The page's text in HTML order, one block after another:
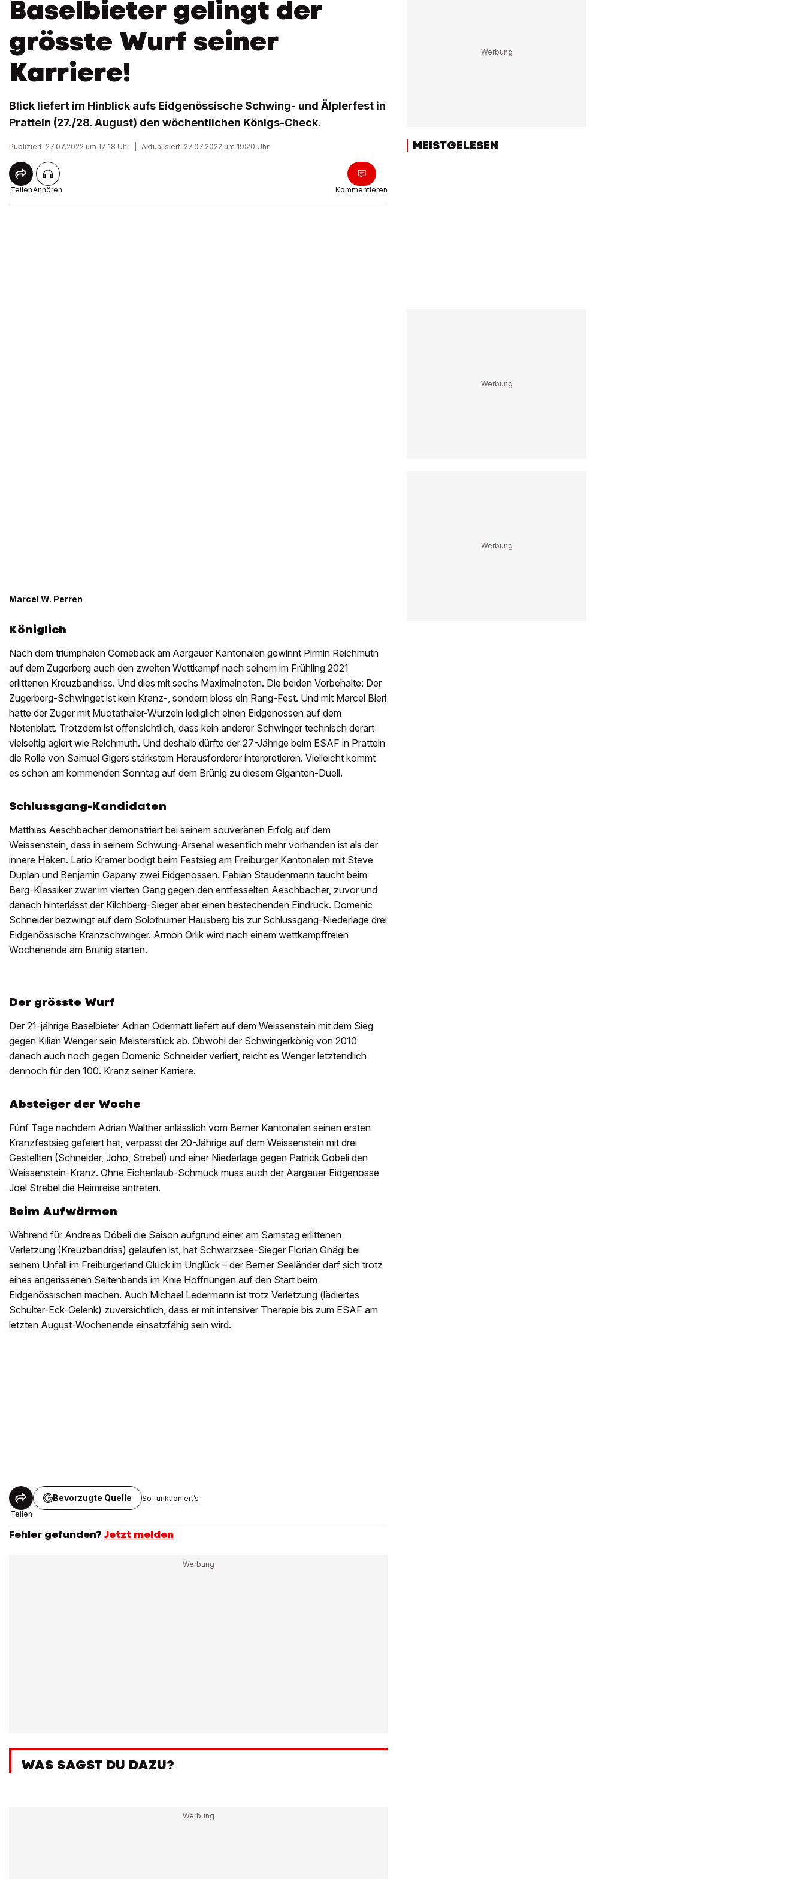
Baselbieter gelingt der
grösste Wurf seiner
Karriere!
Blick liefert im Hinblick aufs Eidgenössische Schwing- und Älplerfest in
Pratteln (27./28. August) den wöchentlichen Königs-Check.
Publiziert: 27.07.2022 um 17:18 Uhr Aktualisiert: 27.07.2022 um 19:20 Uhr
TeilenAnhören Kommentieren
Marcel W. Perren
Königlich
Nach dem triumphalen Comeback am Aargauer Kantonalen gewinnt Pirmin Reichmuth
auf dem Zugerberg auch den zweiten Wettkampf nach seinem im Frühling 2021
erlittenen Kreuzbandriss. Und dies mit sechs Maximalnoten. Die beiden Vorbehalte: Der
Zugerberg-Schwinget ist kein Kranz-, sondern bloss ein Rang-Fest. Und mit Marcel Bieri
hatte der Zuger mit Muotathaler-Wurzeln lediglich einen Eidgenossen auf dem
Notenblatt. Trotzdem ist offensichtlich, dass kein anderer Schwinger technisch derart
vielseitig agiert wie Reichmuth. Und deshalb dürfte der 27-Jährige beim ESAF in Pratteln
die Rolle von Samuel Gigers stärkstem Herausforderer interpretieren. Vielleicht kommt
es schon am kommenden Sonntag auf dem Brünig zu diesem Giganten-Duell.
Schlussgang-Kandidaten
Matthias Aeschbacher demonstriert bei seinem souveränen Erfolg auf dem
Weissenstein, dass in seinem Schwung-Arsenal wesentlich mehr vorhanden ist als der
innere Haken. Lario Kramer bodigt beim Festsieg am Freiburger Kantonalen mit Steve
Duplan und Benjamin Gapany zwei Eidgenossen. Fabian Staudenmann taucht beim
Berg-Klassiker zwar im vierten Gang gegen den entfesselten Aeschbacher, zuvor und
danach hinterlässt der Kilchberg-Sieger aber einen bestechenden Eindruck. Domenic
Schneider bezwingt auf dem Solothurner Hausberg bis zur Schlussgang-Niederlage drei
Eidgenössische Kranzschwinger. Armon Orlik wird nach einem wettkampffreien
Wochenende am Brünig starten.
Der grösste Wurf
Der 21-jährige Baselbieter Adrian Odermatt liefert auf dem Weissenstein mit dem Sieg
gegen Kilian Wenger sein Meisterstück ab. Obwohl der Schwingerkönig von 2010
danach auch noch gegen Domenic Schneider verliert, reicht es Wenger letztendlich
dennoch für den 100. Kranz seiner Karriere.
Absteiger der Woche
Fünf Tage nachdem Adrian Walther anlässlich vom Berner Kantonalen seinen ersten
Kranzfestsieg gefeiert hat, verpasst der 20-Jährige auf dem Weissenstein mit drei
Gestellten (Schneider, Joho, Strebel) und einer Niederlage gegen Patrick Gobeli den
Weissenstein-Kranz. Ohne Eichenlaub-Schmuck muss auch der Aargauer Eidgenosse
Joel Strebel die Heimreise antreten.
Beim Aufwärmen
Während für Andreas Döbeli die Saison aufgrund einer am Samstag erlittenen
Verletzung (Kreuzbandriss) gelaufen ist, hat Schwarzsee-Sieger Florian Gnägi bei
seinem Unfall im Freiburgerland Glück im Unglück – der Berner Seeländer darf sich trotz
eines angerissenen Seitenbands im Knie Hoffnungen auf den Start beim
Eidgenössischen machen. Auch Michael Ledermann ist trotz Verletzung (lädiertes
Schulter-Eck-Gelenk) zuversichtlich, dass er mit intensiver Therapie bis zum ESAF am
letzten August-Wochenende einsatzfähig sein wird.
Teilen
Bevorzugte Quelle So funktioniert’s
Fehler gefunden? Jetzt melden
WAS SAGST DU DAZU?
MEISTGELESEN